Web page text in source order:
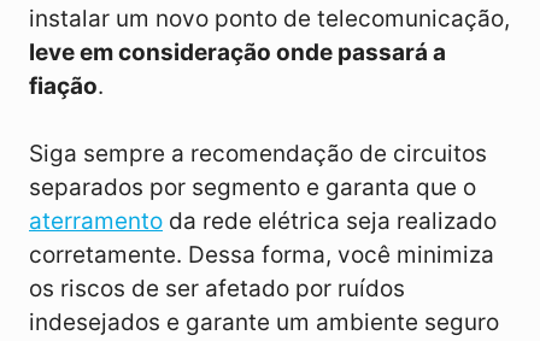
instalar um novo ponto de telecomunicação,
leve em consideração onde passará a
fiação.
Siga sempre a recomendação de circuitos
separados por segmento e garanta que o
aterramento da rede elétrica seja realizado
corretamente. Dessa forma, você minimiza
os riscos de ser afetado por ruídos
indesejados e garante um ambiente seguro